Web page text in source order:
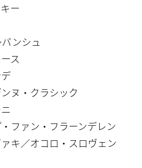
ー
ンシュ
ス
ヌ・クラシック
ファン・フラーンデレン
キ／オコロ・スロヴェン